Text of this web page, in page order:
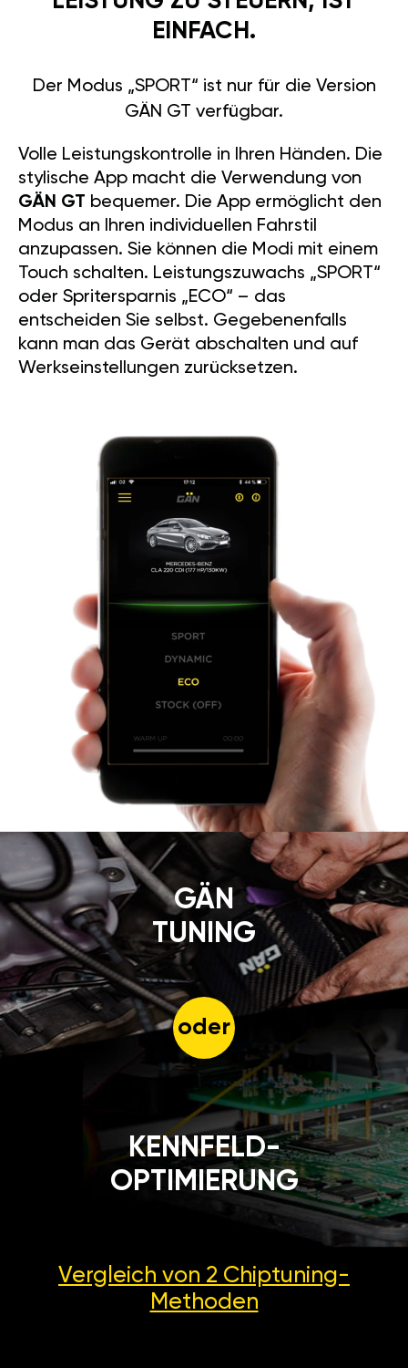
EINFACH.
Der Modus „SPORT“ ist nur für die Version
GÄN GT verfügbar.
Volle Leistungskontrolle in Ihren Händen. Die
stylische App macht die Verwendung von
GÄN GT bequemer. Die App ermöglicht den
Modus an Ihren individuellen Fahrstil
anzupassen. Sie können die Modi mit einem
Touch schalten. Leistungszuwachs „SPORT“
oder Spritersparnis „ECO“ – das
entscheiden Sie selbst. Gegebenenfalls
kann man das Gerät abschalten und auf
Werkseinstellungen zurücksetzen.
GÄN
TUNING
oder
KENNFELD-
OPTIMIERUNG
Vergleich von 2 Chiptuning-
Methoden